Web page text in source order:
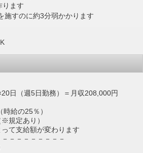
ます
施すのに約3分弱かかります
日（週5日勤務）＝月収208,000円
給の25％）
規定あり）
て支給額が変わります
－－－－－－－－